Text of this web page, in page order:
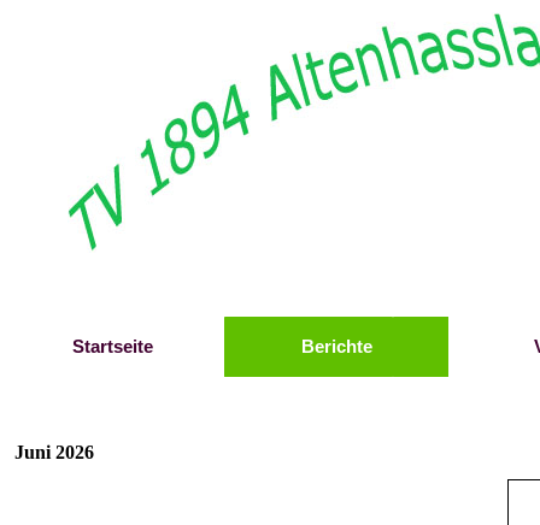
Startseite Berichte
Juni 2026